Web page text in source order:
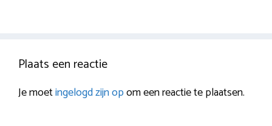
Plaats een reactie
Je moetingelogd zijn opom een reactie te plaatsen.